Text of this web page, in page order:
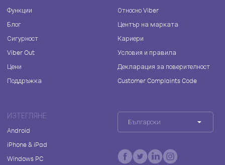
Функции
Блог
Сигурност
Viber Out
Цени
Поддръжка
Относно Viber
Център на марката
Кариери
Условия и правила
Декларация за поверителност
Customer Complaints Code
ИЗТЕГЛЯНЕ
Android
iPhone & iPad
Windows PC
Български